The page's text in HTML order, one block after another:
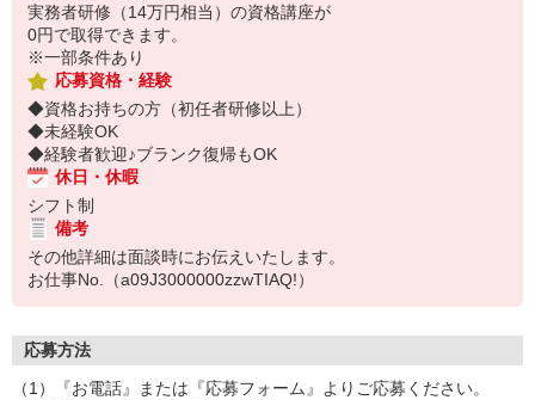
実務者研修（14万円相当）の資格講座が
0円で取得できます。
※一部条件あり
応募資格・経験
◆資格お持ちの方（初任者研修以上）
◆未経験OK
◆経験者歓迎♪ブランク復帰もOK
休日・休暇
シフト制
備考
その他詳細は面談時にお伝えいたします。
お仕事No.（a09J3000000zzwTIAQ!）
応募方法
（1）『お電話』または『応募フォーム』よりご応募ください。